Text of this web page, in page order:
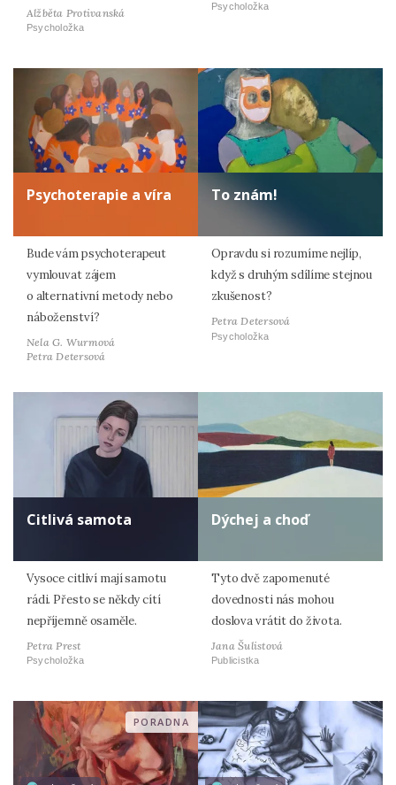
Alžběta Protivanská
Psycholožka
Psycholožka
Psychoterapie a víra
Bude vám psychoterapeut
vymlouvat zájem
o alternativní metody nebo
náboženství?
Nela G. Wurmová
Petra Detersová
To znám!
Opravdu si rozumíme nejlíp,
když s druhým sdílíme stejnou
zkušenost?
Petra Detersová
Psycholožka
Citlivá samota
Vysoce citliví mají samotu
rádi. Přesto se někdy cítí
nepříjemně osaměle.
Petra Prest
Psycholožka
Dýchej a choď
Tyto dvě zapomenuté
dovednosti nás mohou
doslova vrátit do života.
Jana Šulistová
Publicistka
PORADNA